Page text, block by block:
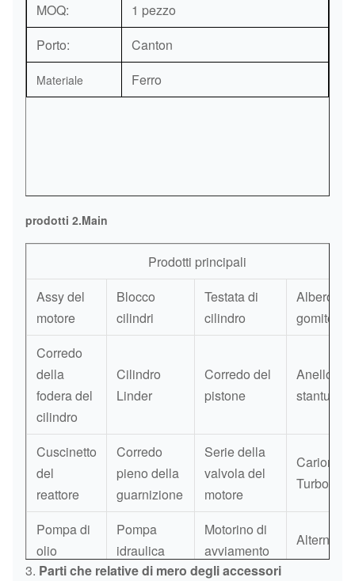
MOQ:
1 pezzo
Porto:
Canton
Materiale Ferro
prodotti 2.Main
Prodotti principali
Assy del
motore
Blocco
cilindri
Testata di
cilindro
Albero a
gomito
Corredo
della
fodera del
cilindro
Cilindro
Linder
Corredo del
pistone
Anello di
stantuffo
Cuscinetto
del
reattore
Corredo
pieno della
guarnizione
Serie della
valvola del
motore
Cariore di
Turbo
Pompa di
olio
Pompa
idraulica
Motorino di
avviamento
3. Parti che relative di mero degli accessori